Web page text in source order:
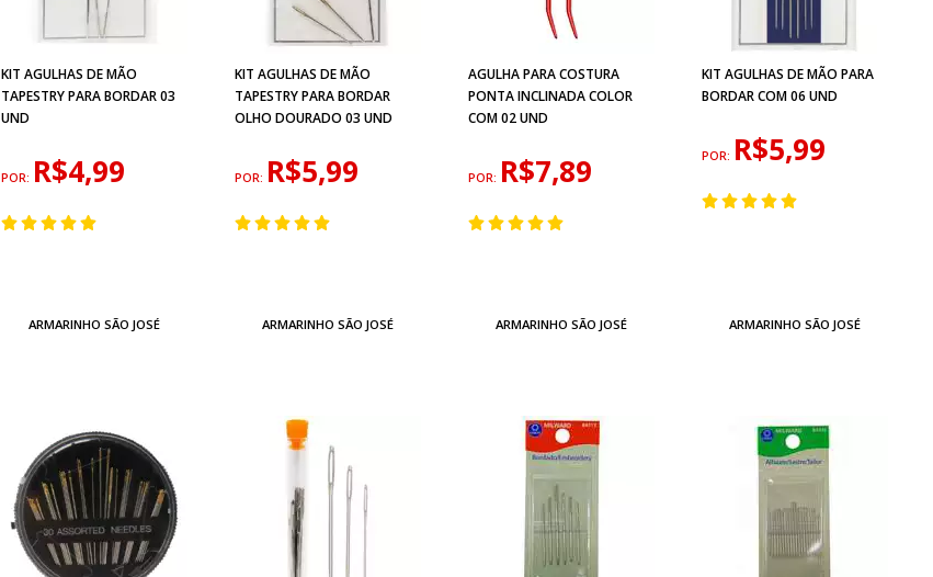
KIT AGULHAS DE MÃO
TAPESTRY PARA BORDAR 03
UND
POR: R$4,99
ARMARINHO SÃO JOSÉ
KIT AGULHAS DE MÃO
TAPESTRY PARA BORDAR
OLHO DOURADO 03 UND
POR: R$5,99
ARMARINHO SÃO JOSÉ
AGULHA PARA COSTURA
PONTA INCLINADA COLOR
COM 02 UND
POR: R$7,89
ARMARINHO SÃO JOSÉ
KIT AGULHAS DE MÃO PARA
BORDAR COM 06 UND
POR: R$5,99
ARMARINHO SÃO JOSÉ